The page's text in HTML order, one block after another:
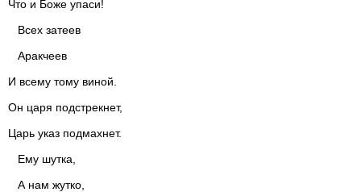
Что и Боже упаси!
Всех затеев
Аракчеев
И всему тому виной.
Он царя подстрекнет,
Царь указ подмахнет.
Ему шутка,
А нам жутко,